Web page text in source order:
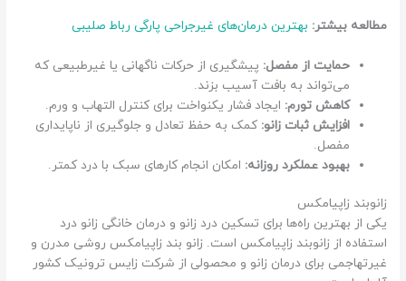
مطالعه بیشتر: بهترین درمان‌های غیرجراحی پارگی رباط صلیبی
حمایت از مفصل: پیشگیری از حرکات ناگهانی یا غیرطبیعی که
می‌تواند به بافت آسیب بزند.
کاهش تورم: ایجاد فشار یکنواخت برای کنترل التهاب و ورم.
افزایش ثبات زانو: کمک به حفظ تعادل و جلوگیری از ناپایداری
مفصل.
بهبود عملکرد روزانه: امکان انجام کارهای سبک با درد کمتر.
زانوبند زاپیامکس
یکی از بهترین راه‌ها برای تسکین درد زانو و درمان خانگی زانو درد
استفاده از زانوبند زاپیامکس است. زانو بند زاپیامکس روشی مدرن و
غیرتهاجمی برای درمان زانو و محصولی از شرکت زایس ترونیک کشور